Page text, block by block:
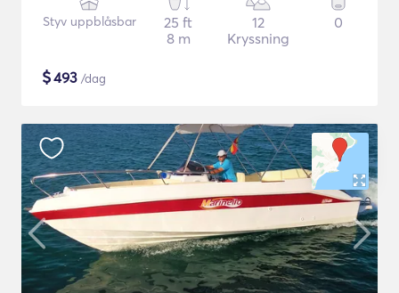
Styv uppblåsbar
25 ft
8 m
12
Kryssning
0
$493 /dag